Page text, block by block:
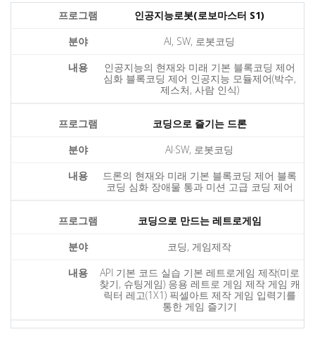
인공지능로봇(로보마스터 S1)
AI, SW, 로봇코딩
인공지능의 현재와 미래 기본 블록코딩 제어
심화 블록코딩 제어 인공지능 모듈제어(박수,
제스처, 사람 인식)
코딩으로 즐기는 드론
AI·SW, 로봇코딩
드론의 현재와 미래 기본 블록코딩 제어 블록
코딩 심화 장애물 통과 미션 고급 코딩 제어
코딩으로 만드는 레트로게임
코딩, 게임제작
API 기본 코드 실습 기본 레트로게임 제작(미로
찾기, 슈팅게임) 응용 레트로 게임 제작 게임 캐
릭터 레고(1X1) 픽셀아트 제작 게임 입력기를
통한 게임 즐기기